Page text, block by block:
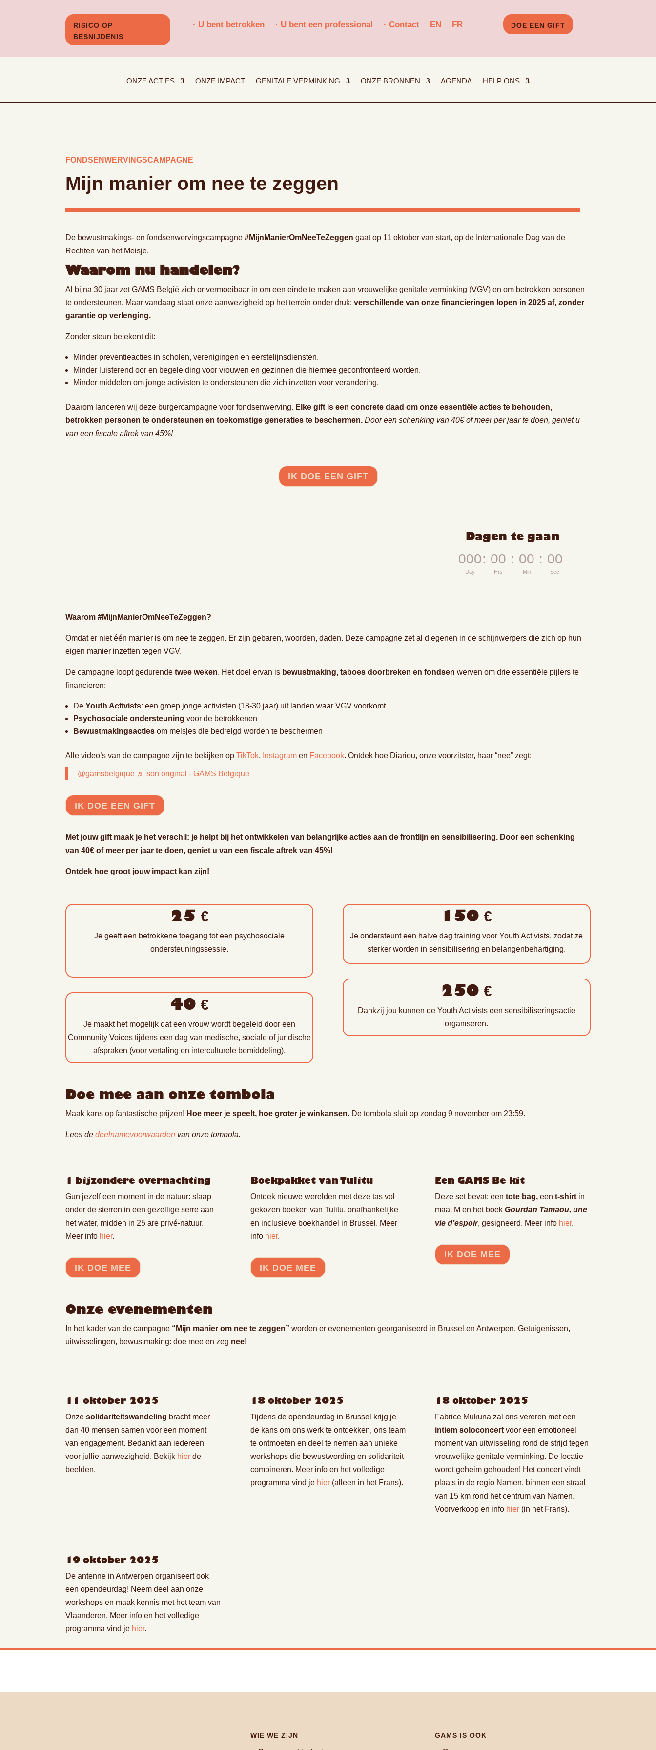
RISICO OP
BESNIJDENIS
· U bent betrokken · U bent een professional · Contact EN FR DOE EEN GIFT
ONZE ACTIES ONZE IMPACT GENITALE VERMINKING ONZE BRONNEN AGENDA HELP ONS
FONDSENWERVINGSCAMPAGNE
Mijn manier om nee te zeggen
De bewustmakings- en fondsenwervingscampagne#MijnManierOmNeeTeZeggen gaat op 11 oktober van start, op de Internationale Dag van de
Rechten van het Meisje.
Waarom nu handelen?
Al bijna 30 jaar zet GAMS België zich onvermoeibaar in om een einde te maken aan vrouwelijke genitale verminking (VGV) en om betrokken personen
te ondersteunen. Maar vandaag staat onze aanwezigheid op het terrein onder druk:verschillende van onze financieringen lopen in 2025 af, zonder
garantie op verlenging.
Zonder steun betekent dit:
Minder preventieacties in scholen, verenigingen en eerstelijnsdiensten.
Minder luisterend oor en begeleiding voor vrouwen en gezinnen die hiermee geconfronteerd worden.
Minder middelen om jonge activisten te ondersteunen die zich inzetten voor verandering.
Daarom lanceren wij deze burgercampagne voor fondsenwerving. Elke gift is een concrete daad om onze essentiële acties te behouden,
betrokken personen te ondersteunen en toekomstige generaties te beschermen.Door een schenking van 40€ of meer per jaar te doen, geniet u
van een fiscale aftrek van 45%!
IK DOE EEN GIFT
Dagen te gaan
000
Day
: 00
Hrs
: 00
Min
: 00
Sec
Waarom #MijnManierOmNeeTeZeggen?
Omdat er niet één manier is om nee te zeggen. Er zijn gebaren, woorden, daden. Deze campagne zet al diegenen in de schijnwerpers die zich op hun
eigen manier inzetten tegen VGV.
De campagne loopt gedurendetwee weken. Het doel ervan is bewustmaking, taboes doorbreken en fondsen werven om drie essentiële pijlers te
financieren:
DeYouth Activists: een groep jonge activisten (18-30 jaar) uit landen waar VGV voorkomt
Psychosociale ondersteuning voor de betrokkenen
Bewustmakingsacties om meisjes die bedreigd worden te beschermen
Alle video’s van de campagne zijn te bekijken opTikTok, Instagram en Facebook. Ontdek hoe Diariou, onze voorzitster, haar “nee” zegt:
@gamsbelgique ♬ son original - GAMS Belgique
IK DOE EEN GIFT
Met jouw gift maak je het verschil: je helpt bij het ontwikkelen van belangrijke acties aan de frontlijn en sensibilisering. Door een schenking
van 40€ of meer per jaar te doen, geniet u van een fiscale aftrek van 45%!
Ontdek hoe groot jouw impact kan zijn!
25 €
Je geeft een betrokkene toegang tot een psychosociale
ondersteuningssessie.
40 €
Je maakt het mogelijk dat een vrouw wordt begeleid door een
Community Voices tijdens een dag van medische, sociale of juridische
afspraken (voor vertaling en interculturele bemiddeling).
150 €
Je ondersteunt een halve dag training voor Youth Activists, zodat ze
sterker worden in sensibilisering en belangenbehartiging.
250 €
Dankzij jou kunnen de Youth Activists een sensibiliseringsactie
organiseren.
Doe mee aan onze tombola
Maak kans op fantastische prijzen! Hoe meer je speelt, hoe groter je winkansen. De tombola sluit op zondag 9 november om 23:59.
Lees dedeelnamevoorwaarden van onze tombola.
1 bijzondere overnachting
Gun jezelf een moment in de natuur: slaap
onder de sterren in een gezellige serre aan
het water, midden in 25 are privé-natuur.
Meer info hier.
IK DOE MEE
Boekpakket van Tulitu
Ontdek nieuwe werelden met deze tas vol
gekozen boeken van Tulitu, onafhankelijke
en inclusieve boekhandel in Brussel. Meer
info hier.
IK DOE MEE
Een GAMS Be kit
Deze set bevat: een tote bag, een t-shirtin
maat M en het boek Gourdan Tamaou, une
vie d’espoir, gesigneerd. Meer info hier.
IK DOE MEE
Onze evenementen
In het kader van de campagne “Mijn manier om nee te zeggen” worden er evenementen georganiseerd in Brussel en Antwerpen. Getuigenissen,
uitwisselingen, bewustmaking: doe mee en zeg nee!
11 oktober 2025
Onzesolidariteitswandeling bracht meer
dan 40 mensen samen voor een moment
van engagement. Bedankt aan iedereen
voor jullie aanwezigheid. Bekijk hier de
beelden.
19 oktober 2025
De antenne in Antwerpen organiseert ook
een opendeurdag! Neem deel aan onze
workshops en maak kennis met het team van
Vlaanderen. Meer info en het volledige
programma vind je hier.
18 oktober 2025
Tijdens de opendeurdag in Brussel krijg je
de kans om ons werk te ontdekken, ons team
te ontmoeten en deel te nemen aan unieke
workshops die bewustwording en solidariteit
combineren. Meer info en het volledige
programma vind je hier(alleen in het Frans).
18 oktober 2025
Fabrice Mukuna zal ons vereren met een
intiem soloconcertvoor een emotioneel
moment van uitwisseling rond de strijd tegen
vrouwelijke genitale verminking. De locatie
wordt geheim gehouden! Het concert vindt
plaats in de regio Namen, binnen een straal
van 15 km rond het centrum van Namen.
Voorverkoop en info hier(in het Frans).
WIE WE ZIJN GAMS IS OOK